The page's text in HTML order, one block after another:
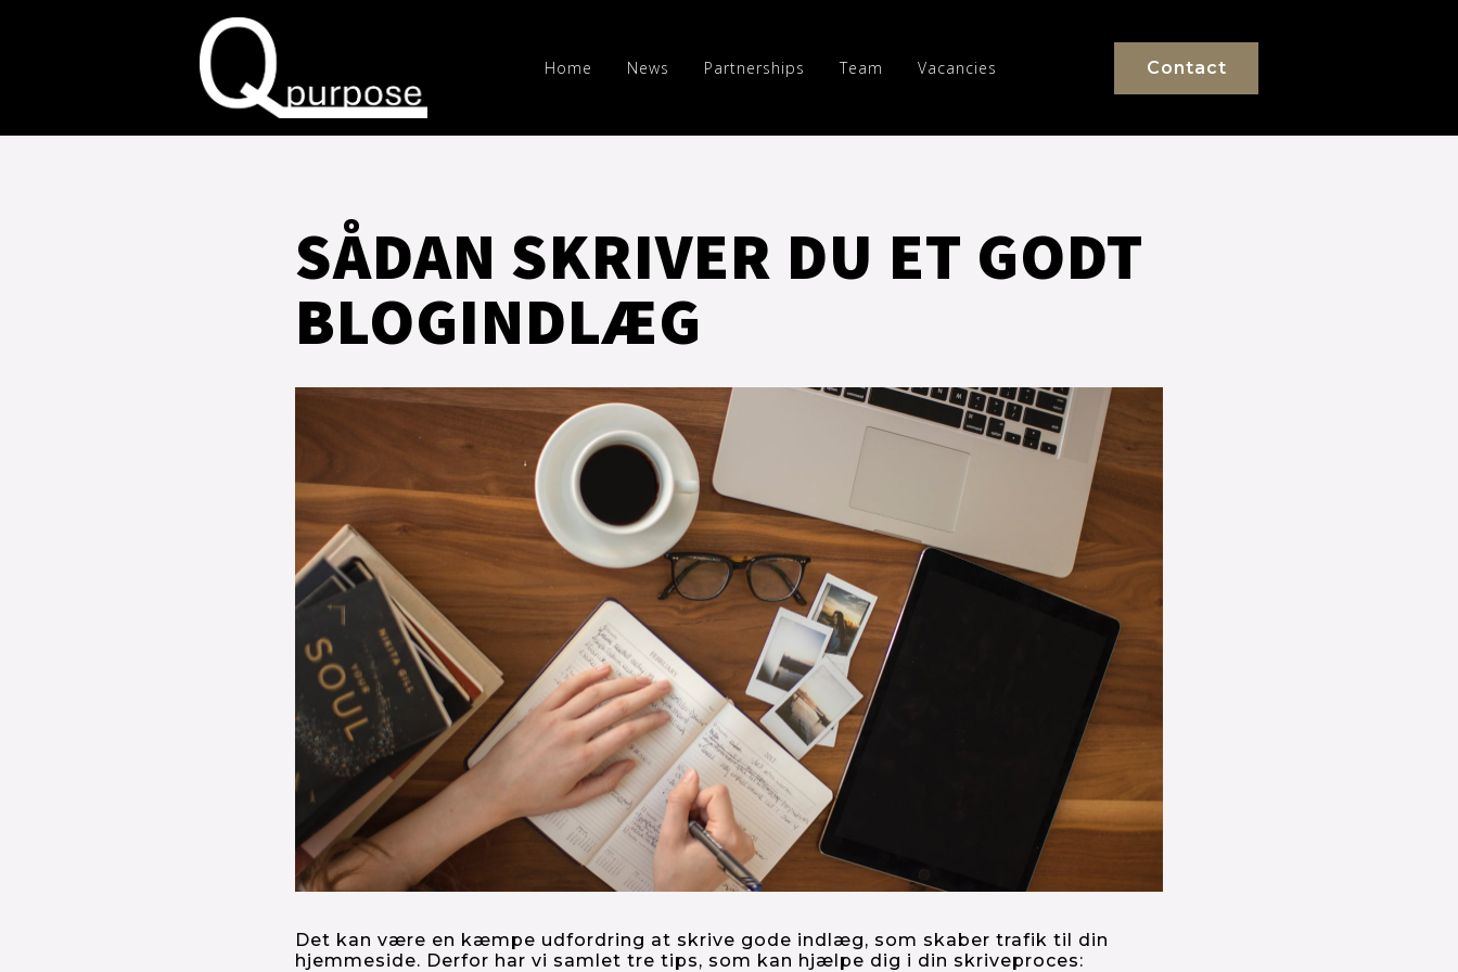
Home News Partnerships Team Vacancies Contact
SÅDAN SKRIVER DU ET GODT
BLOGINDLÆG
Det kan være en kæmpe udfordring at skrive gode indlæg, som skaber trafik til din
hjemmeside. Derfor har vi samlet tre tips, som kan hjælpe dig i din skriveproces: